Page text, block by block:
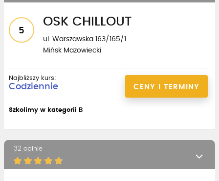
5
OSK CHILLOUT
ul. Warszawska 163/165/1
Mińsk Mazowiecki
CENY I TERMINY
Najbliższy kurs:
Codziennie
Szkolimy w kategorii B
32 opinie